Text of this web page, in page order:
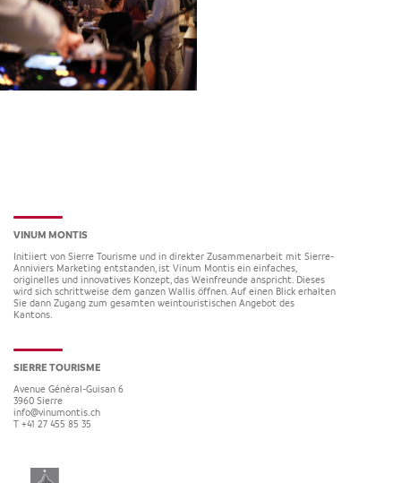
VINUM MONTIS
Initiiert von Sierre Tourisme und in direkter Zusammenarbeit mit Sierre-
Anniviers Marketing entstanden, ist Vinum Montis ein einfaches,
originelles und innovatives Konzept, das Weinfreunde anspricht. Dieses
wird sich schrittweise dem ganzen Wallis öffnen. Auf einen Blick erhalten
Sie dann Zugang zum gesamten weintouristischen Angebot des
Kantons.
SIERRE TOURISME
Avenue Général-Guisan 6
3960 Sierre
info@vinumontis.ch
T +41 27 455 85 35